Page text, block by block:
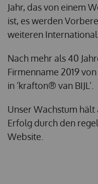
Jahr, das von einem
ist, es werden
weiteren
Nach mehr als 40
Firmenname 2019
in ‘krafton® van BIJL’.
Unser Wachstum hält
Erfolg durch den
Website.